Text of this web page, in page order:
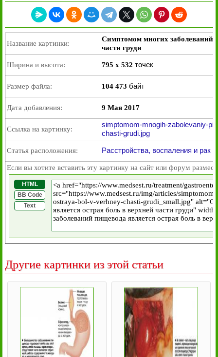
Название картинки:
Симптомом многих заболеваний
части груди
Ширина и высота: 795 x 532 точек
Размер файла: 104 473 байт
Дата добавления: 9 Мая 2017
Ссылка на картинку:
simptomom-mnogih-zabolevaniy-
chasti-grudi.jpg
Статья расположения: Расстройства, воспаления и рак
Если вы хотите вставить эту картинку на сайт или форум
HTML
BB Code
Text
Другие картинки из этой статьи